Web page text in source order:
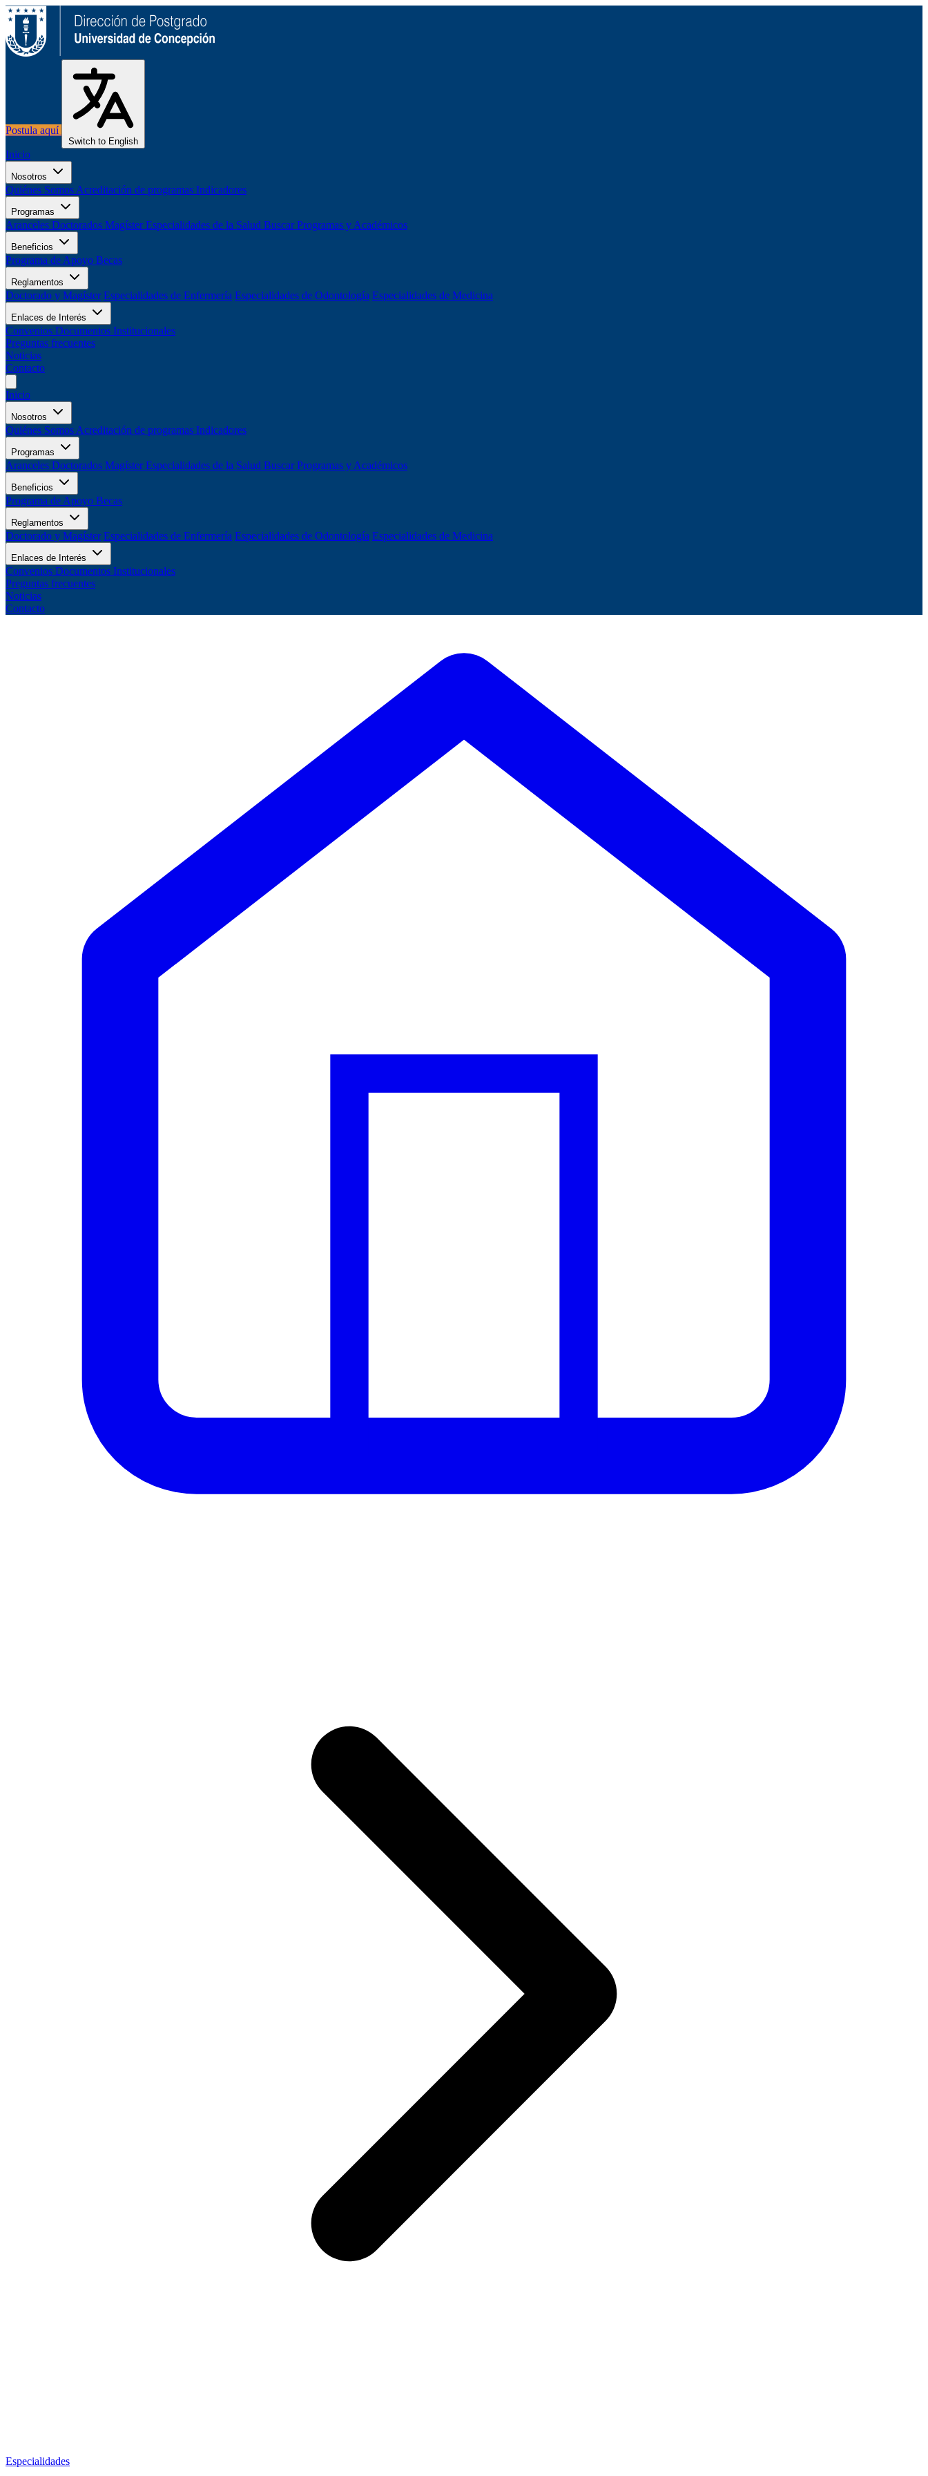
Postula aquí
Switch to English
Inicio
Nosotros
Quiénes Somos Acreditación de programas Indicadores
Programas
Aranceles Doctorados Magíster Especialidades de la Salud Buscar Programas y Académicos
Beneficios
Programa de Apoyo Becas
Reglamentos
Doctorado y Magíster Especialidades de Enfermería Especialidades de Odontología Especialidades de Medicina
Enlaces de Interés
Convenios Documentos Institucionales
Preguntas frecuentes
Noticias
Contacto
Inicio
Nosotros
Quiénes Somos Acreditación de programas Indicadores
Programas
Aranceles Doctorados Magíster Especialidades de la Salud Buscar Programas y Académicos
Beneficios
Programa de Apoyo Becas
Reglamentos
Doctorado y Magíster Especialidades de Enfermería Especialidades de Odontología Especialidades de Medicina
Enlaces de Interés
Convenios Documentos Institucionales
Preguntas frecuentes
Noticias
Contacto
Especialidades